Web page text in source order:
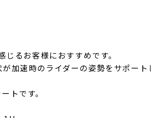
るお客様におすすめです。
加速時のライダーの姿勢をサポート
トです。